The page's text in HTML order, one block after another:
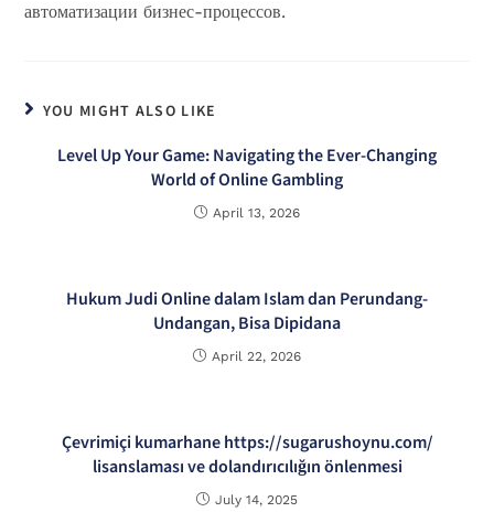
автоматизации бизнес-процессов.
YOU MIGHT ALSO LIKE
Level Up Your Game: Navigating the Ever-Changing
World of Online Gambling
April 13, 2026
Hukum Judi Online dalam Islam dan Perundang-
Undangan, Bisa Dipidana
April 22, 2026
Çevrimiçi kumarhane https://sugarushoynu.com/
lisanslaması ve dolandırıcılığın önlenmesi
July 14, 2025